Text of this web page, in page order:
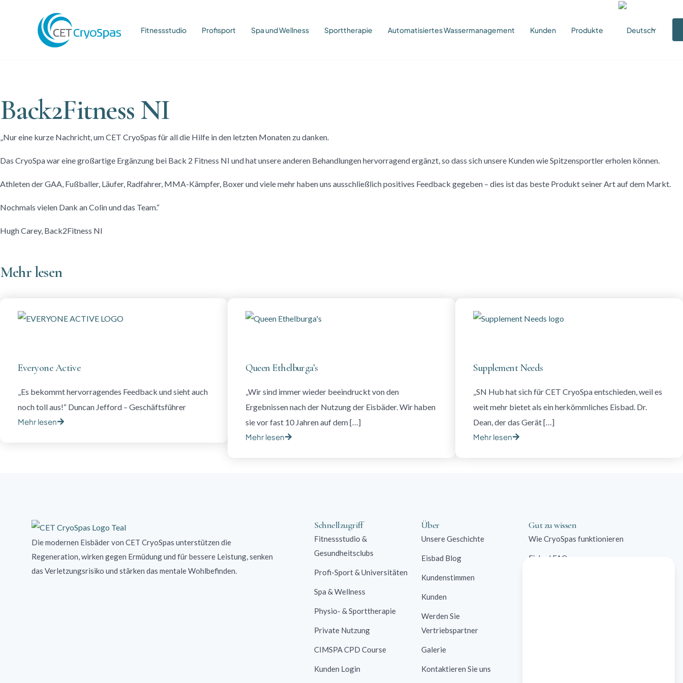
Fitnessstudio Profisport Spa und Wellness Sporttherapie Automatisiertes Wassermanagement Kunden Produkte
Back2Fitness NI
„Nur eine kurze Nachricht, um CET CryoSpas für all die Hilfe in den letzten Monaten zu danken.
Das CryoSpa war eine großartige Ergänzung bei Back 2 Fitness NI und hat unsere anderen Behandlungen hervorragend ergänzt, so dass sich unsere Kunden wie Spitzensportler erholen können.
Athleten der GAA, Fußballer, Läufer, Radfahrer, MMA-Kämpfer, Boxer und viele mehr haben uns ausschließlich positives Feedback gegeben – dies ist das beste Produkt seiner Art auf dem Markt.
Nochmals vielen Dank an Colin und das Team.“
Hugh Carey, Back2Fitness NI
Mehr lesen
Everyone Active
„Es bekommt hervorragendes Feedback und sieht auch
noch toll aus!“ Duncan Jefford – Geschäftsführer
Mehr lesen
Queen Ethelburga’s
„Wir sind immer wieder beeindruckt von den
Ergebnissen nach der Nutzung der Eisbäder. Wir haben
sie vor fast 10 Jahren auf dem […]
Mehr lesen
Supplement Needs
„SN Hub hat sich für CET CryoSpa entschieden, weil es
weit mehr bietet als ein herkömmliches Eisbad. Dr.
Dean, der das Gerät […]
Mehr lesen
Die modernen Eisbäder von CET CryoSpas unterstützen die
Regeneration, wirken gegen Ermüdung und für bessere Leistung, senken
das Verletzungsrisiko und stärken das mentale Wohlbefinden.
Schnellzugriff
Fitnessstudio &
Gesundheitsclubs
Profi-Sport & Universitäten
Spa & Wellness
Physio- & Sporttherapie
Private Nutzung
CIMSPA CPD Course
Kunden Login
Über
Unsere Geschichte
Eisbad Blog
Kundenstimmen
Kunden
Werden Sie
Vertriebspartner
Galerie
Kontaktieren Sie uns
Gut zu wissen
Wie CryoSpas funktionieren
Eisbad FAQ